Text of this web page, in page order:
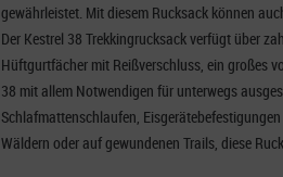
gewährleistet. Mit diesem Rucksack können
Der Kestrel 38 Trekkingrucksack verfügt über
Hüftgurtfächer mit Reißverschluss, ein großes
38 mit allem Notwendigen für unterwegs
Schlafmattenschlaufen,
Wäldern oder auf gewundenen Trails, diese